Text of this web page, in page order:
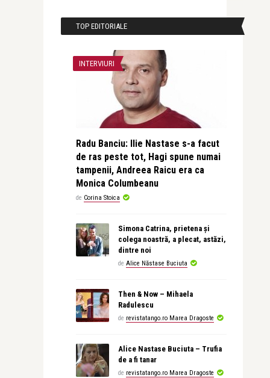
TOP EDITORIALE
INTERVIURI
Radu Banciu: Ilie Nastase s-a facut
de ras peste tot, Hagi spune numai
tampenii, Andreea Raicu era ca
Monica Columbeanu
de Corina Stoica
Simona Catrina, prietena și
colega noastră, a plecat, astăzi,
dintre noi
de Alice Năstase Buciuta
Then & Now – Mihaela
Radulescu
de revistatango.ro Marea Dragoste
Alice Nastase Buciuta – Trufia
de a fi tanar
de revistatango.ro Marea Dragoste